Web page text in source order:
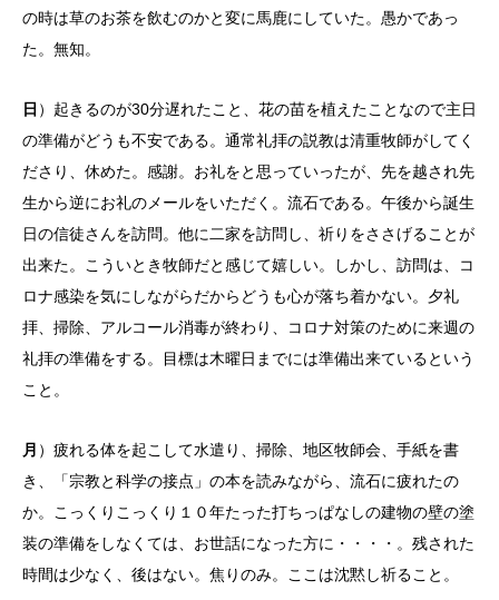
の時は草のお茶を飲むのかと変に馬鹿にしていた。愚かであっ
た。無知。
日 ）起きるのが30分遅れたこと、花の苗を植えたことなので主日
の準備がどうも不安である。通常礼拝の説教は清重牧師がしてく
ださり、休めた。感謝。お礼をと思っていったが、先を越され先
生から逆にお礼のメールをいただく。流石である。午後から誕生
日の信徒さんを訪問。他に二家を訪問し、祈りをささげることが
出来た。こういとき牧師だと感じて嬉しい。しかし、訪問は、コ
ロナ感染を気にしながらだからどうも心が落ち着かない。夕礼
拝、掃除、アルコール消毒が終わり、コロナ対策のために来週の
礼拝の準備をする。目標は木曜日までには準備出来ているという
こと。
月 ）疲れる体を起こして水遣り、掃除、地区牧師会、手紙を書
き、「宗教と科学の接点」の本を読みながら、流石に疲れたの
か。こっくりこっくり１０年たった打ちっぱなしの建物の壁の塗
装の準備をしなくては、お世話になった方に・・・・。残された
時間は少なく、後はない。焦りのみ。ここは沈黙し祈ること。